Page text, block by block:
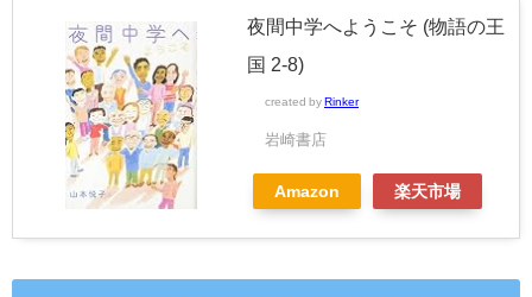
夜間中学へようこそ (物語の王
国 2-8)
created by Rinker
岩崎書店
Amazon 楽天市場